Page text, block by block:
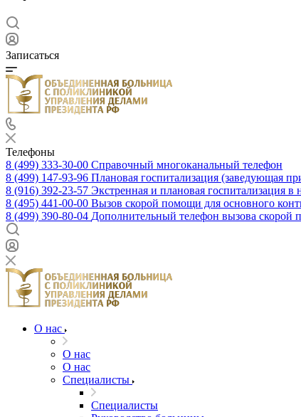
Записаться
Телефоны
8 (499) 333-30-00 Справочный многоканальный телефон
8 (499) 147-93-96 Плановая госпитализация (заведующая
8 (916) 392-23-57 Экстренная и плановая госпитализация
8 (495) 441-00-00 Вызов скорой помощи для основного
8 (499) 390-80-04 Дополнительный телефон вызова скорой
О нас
О нас
О нас
Специалисты
Специалисты